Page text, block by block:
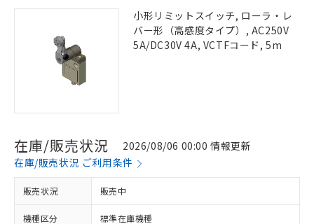
小形リミットスイッチ, ローラ・レ
バー形（高感度タイプ）, AC250V
5A/DC30V 4A, VCTFコード, 5m
在庫/販売状況
2026/08/06 00:00 情報更新
在庫/販売状況 ご利用条件
販売状況 販売中
機種区分 標準在庫機種